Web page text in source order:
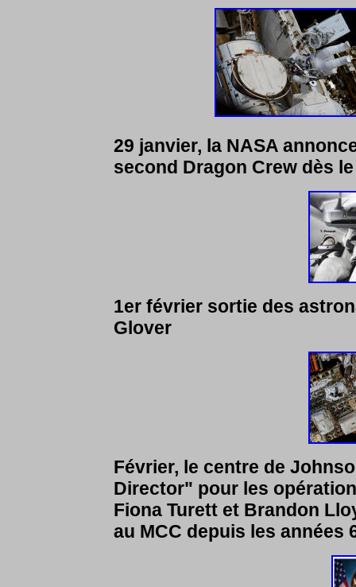
29 janvier, la NASA
second Dragon Crew dès
1er février sortie des
Glover
Février, le centre de
Director" pour les
Fiona Turett et Brandon
au MCC depuis les années